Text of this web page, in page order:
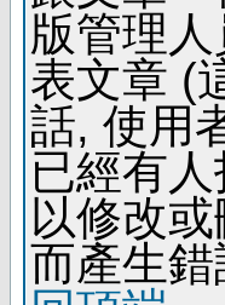
版管理
表文章 (
話, 使用
已經有
以修改
而產生